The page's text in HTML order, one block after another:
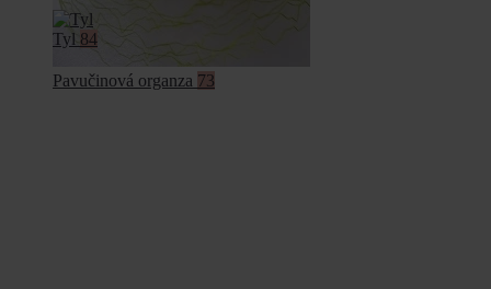
Pavučinová organza 73
Tyl 84